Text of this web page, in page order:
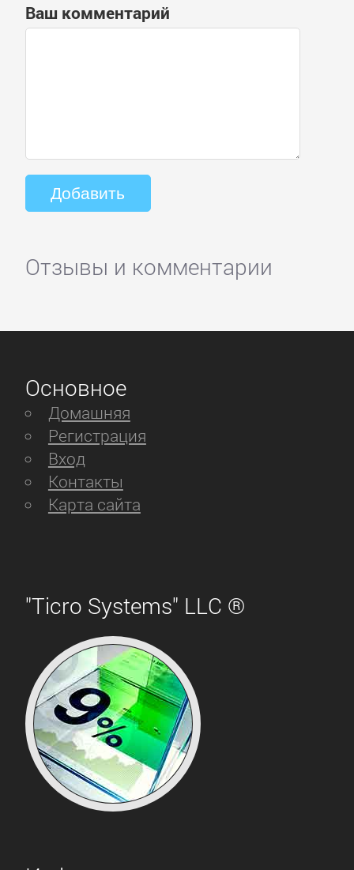
Ваш комментарий
Отзывы и комментарии
Основное
Домашняя
Регистрация
Вход
Контакты
Карта сайта
"Ticro Systems" LLC ®